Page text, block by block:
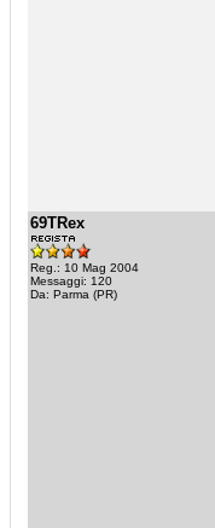
69TRex
Reg.: 10 Mag 2004
Messaggi: 120
Da: Parma (PR)